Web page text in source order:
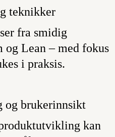
teknikker
fra smidig
og Lean – med fokus
i praksis.
og brukerinnsikt
kan